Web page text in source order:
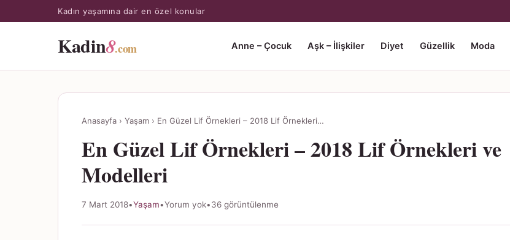
Kadın yaşamına dair en özel konular
Kadin8.com Anne – Çocuk Aşk – İlişkiler Diyet Güzellik Moda
Anasayfa › Yaşam › En Güzel Lif Örnekleri – 2018 Lif Örnekleri…
En Güzel Lif Örnekleri – 2018 Lif Örnekleri ve
Modelleri
7 Mart 2018•Yaşam•Yorum yok•36 görüntülenme